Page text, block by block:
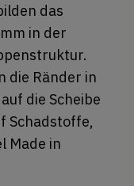
das
in der
die Ränder in
die Scheibe
Schadstoffe,
Made in